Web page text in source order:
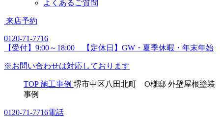
よくあるご質問
来店予約
0120-71-7716
【受付】9:00～18:00 【定休日】GW・夏季休暇・年末年始
※お問い合わせは対応しております
TOP 施工事例 堺市中区八田北町 O様邸 外壁屋根塗装
事例
0120-71-7716電話